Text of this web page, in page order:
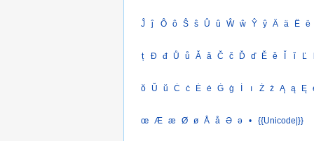
Ĵ ĵ Ô ô Ŝ ŝ Û û Ŵ ŵ Ŷ ŷ Ä ä Ë ë
ț Đ đ Ů ů Ǎ ǎ Č č Ď ď Ě ě ǐ Ľ
ŏ Ŭ ŭ Ċ ċ Ė ė Ġ ġ ı Ż ż Ą ą Ę
œ Æ æ Ø ø Å å Ə ə • {{Unicode|}}